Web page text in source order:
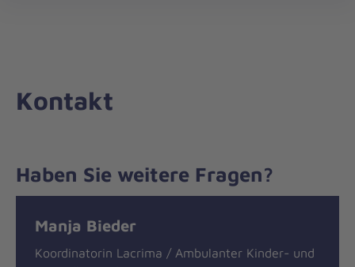
zum
Kontakt
Haben Sie weitere Fragen?
Manja Bieder
Koordinatorin Lacrima / Ambulanter Kinder- und